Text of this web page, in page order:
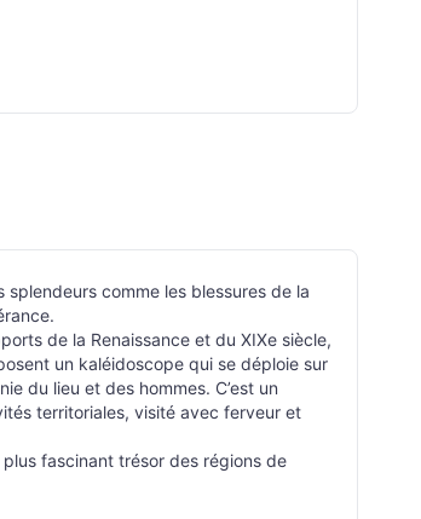
comme les blessures de la
de la Renaissance et du XIXe siècle,
un kaléidoscope qui se déploie sur
du lieu et des hommes. C’est un
territoriales, visité avec ferveur et
fascinant trésor des régions de